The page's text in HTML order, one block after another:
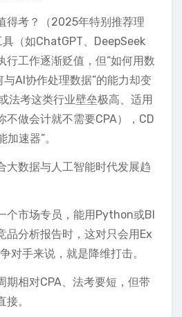
得考？（2025年特别推荐理
（如ChatGPT、DeepSeek
行工作逐渐贬值，但“如何用数
与AI协作处理数据”的能力却变
法考这类行业壁垒极高、适用
不做会计就不需要CPA），CD
速器”。
大数据与人工智能时代发展趋
个市场专员，能用Python或BI
品分析报告时，这对只会用Ex
对手来说，就是降维打击。
期相对CPA、法考要短，但带
。